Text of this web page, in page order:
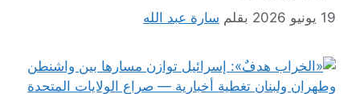
19 يونيو 2026 بقلم سارة عبد الله